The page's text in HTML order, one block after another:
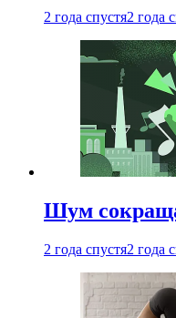
2 года спустя2 года
Шум
2 года спустя2 года